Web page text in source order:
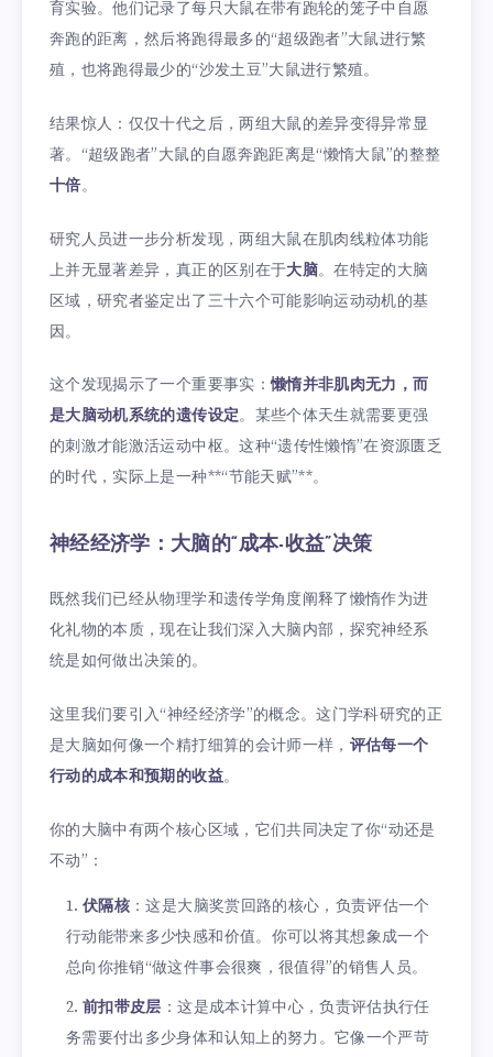
育实验。他们记录了每只大鼠在带有跑轮的笼子中自愿
奔跑的距离，然后将跑得最多的“超级跑者”大鼠进行繁
殖，也将跑得最少的“沙发土豆”大鼠进行繁殖。
结果惊人：仅仅十代之后，两组大鼠的差异变得异常显
著。“超级跑者”大鼠的自愿奔跑距离是“懒惰大鼠”的整整
十倍。
研究人员进一步分析发现，两组大鼠在肌肉线粒体功能
上并无显著差异，真正的区别在于大脑。在特定的大脑
区域，研究者鉴定出了三十六个可能影响运动动机的基
因。
这个发现揭示了一个重要事实：懒惰并非肌肉无力，而
是大脑动机系统的遗传设定。某些个体天生就需要更强
的刺激才能激活运动中枢。这种“遗传性懒惰”在资源匮乏
的时代，实际上是一种**“节能天赋”**。
神经经济学：大脑的“成本-收益”决策
既然我们已经从物理学和遗传学角度阐释了懒惰作为进
化礼物的本质，现在让我们深入大脑内部，探究神经系
统是如何做出决策的。
这里我们要引入“神经经济学”的概念。这门学科研究的正
是大脑如何像一个精打细算的会计师一样， 评估每一个
行动的成本和预期的收益。
你的大脑中有两个核心区域，它们共同决定了你“动还是
不动”：
伏隔核 ：这是大脑奖赏回路的核心，负责评估一个
行动能带来多少快感和价值。你可以将其想象成一个
总向你推销“做这件事会很爽，很值得”的销售人员。
前扣带皮层 ：这是成本计算中心，负责评估执行任
务需要付出多少身体和认知上的努力。它像一个严苛